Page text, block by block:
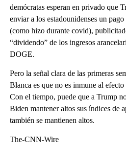
demócratas esperan en privado que
enviar a los estadounidenses un
(como hizo durante covid),
“dividendo” de los ingresos
DOGE.
Pero la señal clara de las primeras
Blanca es que no es inmune al
Con el tiempo, puede que a Trump
Biden mantener altos sus índices de
también se mantienen altos.
The-CNN-Wire